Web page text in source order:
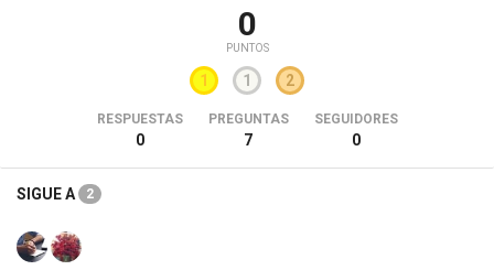
0
PUNTOS
1 1 2
RESPUESTAS
0
PREGUNTAS
7
SEGUIDORES
0
SIGUE A 2